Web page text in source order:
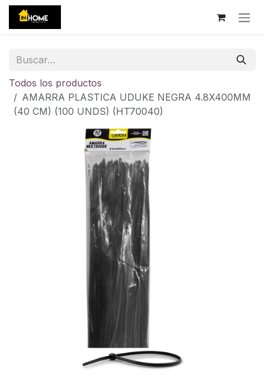
Ir al contenido
Todos los productos
AMARRA PLASTICA UDUKE NEGRA 4.8X400MM
(40 CM) (100 UNDS) (HT70040)